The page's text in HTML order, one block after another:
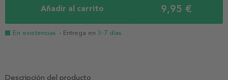
Añadir al carrito 9,95 €
En existencias - Entrega en 3-7 días
Descripción del producto